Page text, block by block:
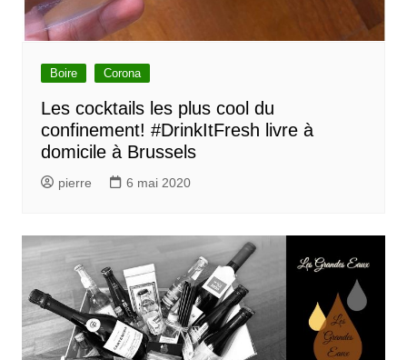
Boire Corona
Les cocktails les plus cool du
confinement! #DrinkItFresh livre à
domicile à Brussels
pierre 6 mai 2020